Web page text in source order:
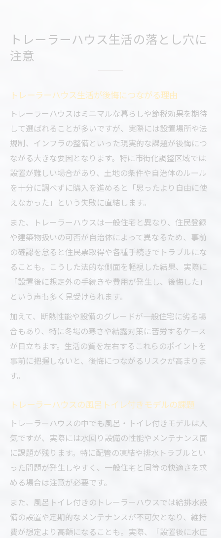
トレーラーハウス生活の落とし穴に
注意
トレーラーハウス生活が後悔につながる理由
トレーラーハウスはミニマルな暮らしや節税効果を期待
して選ばれることが多いですが、実際には設置場所や法
規制、インフラの整備といった現実的な課題が後悔につ
ながる大きな要因となります。特に市街化調整区域では
設置が難しい場合があり、土地の条件や自治体のルール
を十分に調べずに購入を進めると「思ったより自由に使
えなかった」という失敗に直結します。
また、トレーラーハウスは一般住宅と異なり、住民登録
や建築物扱いの可否が自治体によって異なるため、事前
の確認を怠ると住民票取得や各種手続きでトラブルにな
ることも。こうした法的な側面を軽視した結果、実際に
「設置後に想定外の手続きや費用が発生し、後悔した」
という声も多く見受けられます。
加えて、断熱性能や設備のグレードが一般住宅に劣る場
合もあり、特に冬場の寒さや結露対策に苦労するケース
が目立ちます。生活の質を左右するこれらのポイントを
事前に把握しないと、後悔につながるリスクが高まりま
す。
トレーラーハウスの風呂トイレ付きモデルの課題
トレーラーハウスの中でも風呂・トイレ付きモデルは人
気ですが、実際には水回り設備の性能やメンテナンス面
に課題が残ります。特に配管の凍結や排水トラブルとい
った問題が発生しやすく、一般住宅と同等の快適さを求
める場合は注意が必要です。
また、風呂トイレ付きのトレーラーハウスでは給排水設
備の設置や定期的なメンテナンスが不可欠となり、維持
費が想定より高額になることも。実際、「設置後に水圧